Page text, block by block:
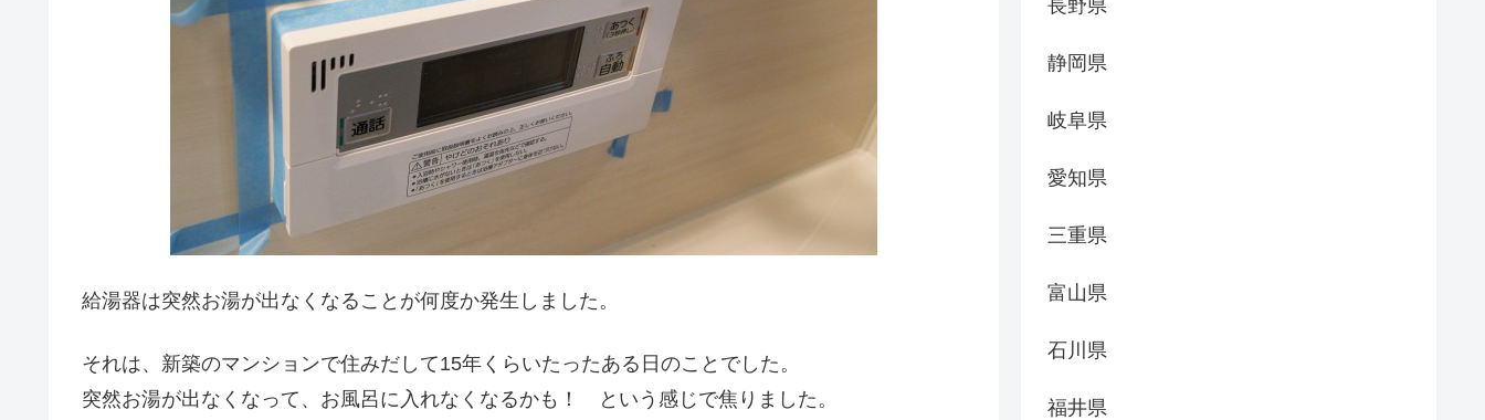
給湯器は突然お湯が出なくなることが何度か発生しました。
それは、新築のマンションで住みだして15年くらいたったある日のことでした。
突然お湯が出なくなって、お風呂に入れなくなるかも！ という感じで焦りました。
長野県
静岡県
岐阜県
愛知県
三重県
富山県
石川県
福井県